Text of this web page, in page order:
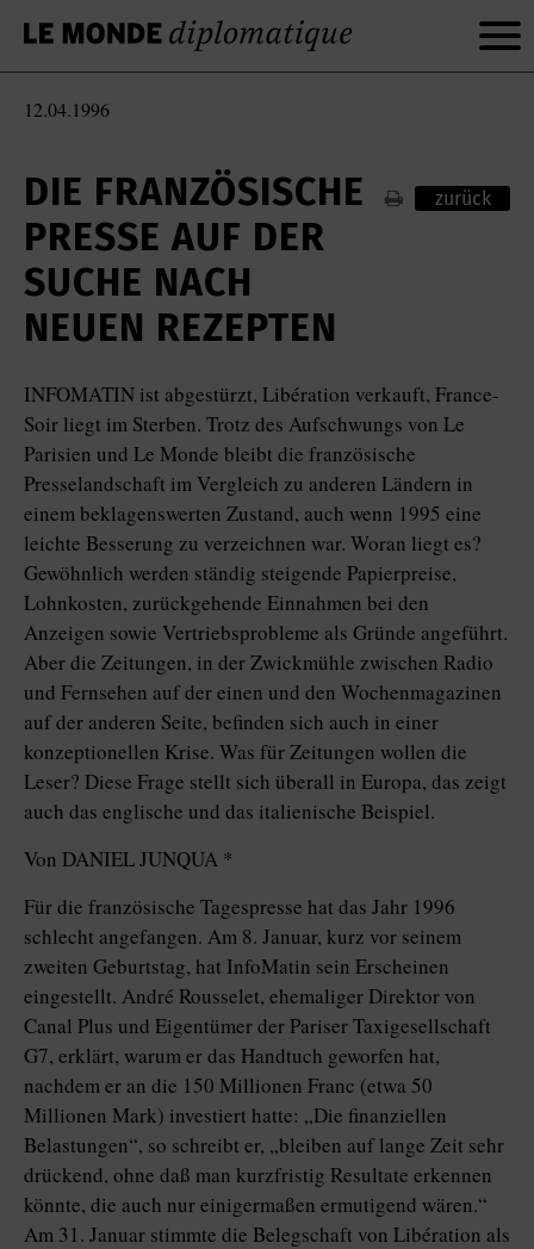
12.04.1996
DIE FRANZÖSISCHE
PRESSE AUF DER
SUCHE NACH
NEUEN REZEPTEN
zurück
INFOMATIN ist abgestürzt, Libération verkauft, France-
Soir liegt im Sterben. Trotz des Aufschwungs von Le
Parisien und Le Monde bleibt die französische
Presselandschaft im Vergleich zu anderen Ländern in
einem beklagenswerten Zustand, auch wenn 1995 eine
leichte Besserung zu verzeichnen war. Woran liegt es?
Gewöhnlich werden ständig steigende Papierpreise,
Lohnkosten, zurückgehende Einnahmen bei den
Anzeigen sowie Vertriebsprobleme als Gründe angeführt.
Aber die Zeitungen, in der Zwickmühle zwischen Radio
und Fernsehen auf der einen und den Wochenmagazinen
auf der anderen Seite, befinden sich auch in einer
konzeptionellen Krise. Was für Zeitungen wollen die
Leser? Diese Frage stellt sich überall in Europa, das zeigt
auch das englische und das italienische Beispiel.
Von DANIEL JUNQUA *
Für die französische Tagespresse hat das Jahr 1996
schlecht angefangen. Am 8. Januar, kurz vor seinem
zweiten Geburtstag, hat InfoMatin sein Erscheinen
eingestellt. André Rousselet, ehemaliger Direktor von
Canal Plus und Eigentümer der Pariser Taxigesellschaft
G7, erklärt, warum er das Handtuch geworfen hat,
nachdem er an die 150 Millionen Franc (etwa 50
Millionen Mark) investiert hatte: „Die finanziellen
Belastungen“, so schreibt er, „bleiben auf lange Zeit sehr
drückend, ohne daß man kurzfristig Resultate erkennen
könnte, die auch nur einigermaßen ermutigend wären.“
Am 31. Januar stimmte die Belegschaft von Libération als